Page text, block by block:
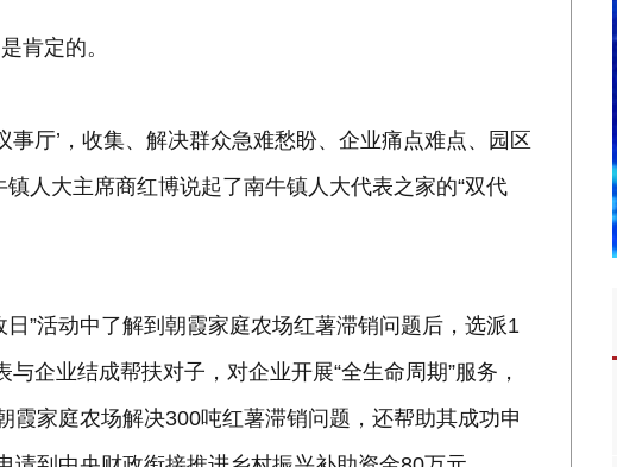
肯定的。
事厅’，收集、解决群众急难愁盼、企业痛点难点、园区
人大主席商红博说起了南牛镇人大代表之家的“双代
”活动中了解到朝霞家庭农场红薯滞销问题后，选派1
企业结成帮扶对子，对企业开展“全生命周期”服务，
霞家庭农场解决300吨红薯滞销问题，还帮助其成功申